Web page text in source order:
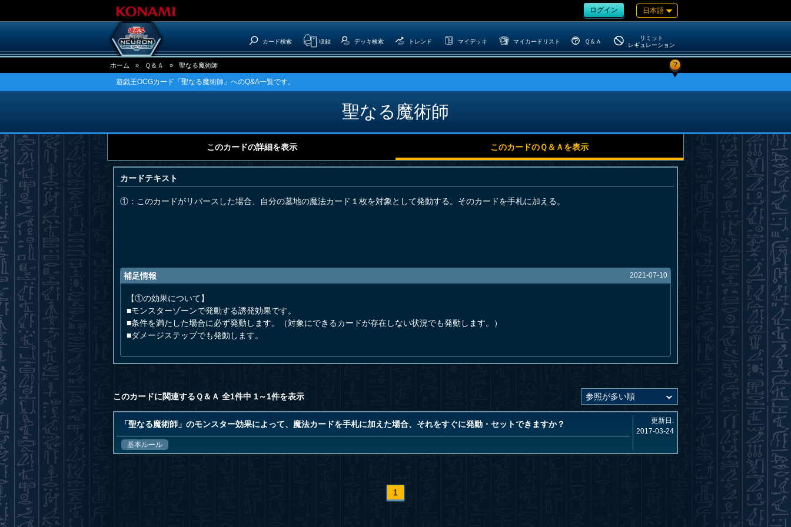
ログイン 日本語
カード検索 収録 デッキ検索 トレンド マイデッキ マイカードリスト Ｑ＆Ａ
リミット
レギュレーション
ホーム » Ｑ＆Ａ » 聖なる魔術師 ?
遊戯王OCGカード「聖なる魔術師」へのQ&A一覧です。
聖なる魔術師
このカードの詳細を表示 このカードのＱ＆Ａを表示
カードテキスト
①：このカードがリバースした場合、自分の墓地の魔法カード１枚を対象として発動する。そのカードを手札に加える。
補足情報 2021-07-10
【①の効果について】
■モンスターゾーンで発動する誘発効果です。
■条件を満たした場合に必ず発動します。（対象にできるカードが存在しない状況でも発動します。）
■ダメージステップでも発動します。
このカードに関連するＱ＆Ａ 全1件中 1～1件を表示
「聖なる魔術師」のモンスター効果によって、魔法カードを手札に加えた場合、それをすぐに発動・セットできますか？
基本ルール
更新日:
2017-03-24
1